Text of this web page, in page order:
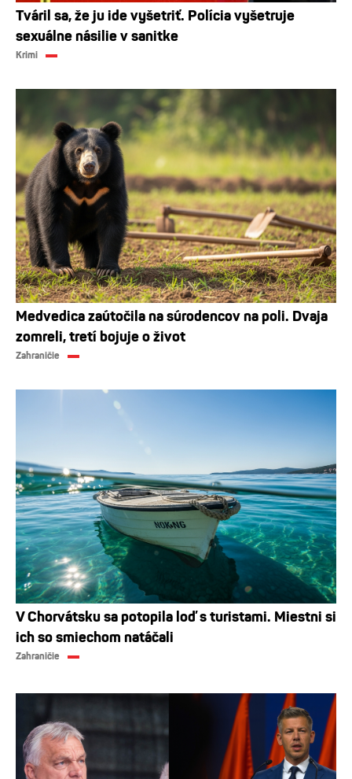
Tváril sa, že ju ide vyšetriť. Polícia vyšetruje
sexuálne násilie v sanitke
Krimi
Medvedica zaútočila na súrodencov na poli. Dvaja
zomreli, tretí bojuje o život
Zahraničie
V Chorvátsku sa potopila loď s turistami. Miestni si
ich so smiechom natáčali
Zahraničie